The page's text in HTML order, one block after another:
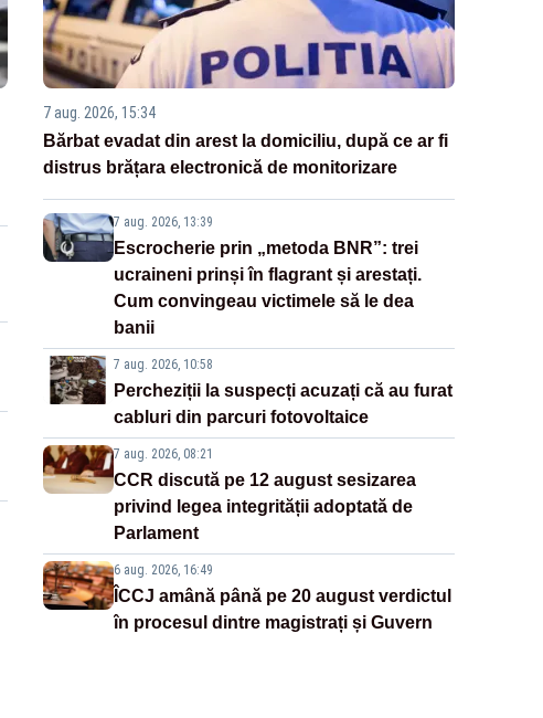
7 aug. 2026, 15:34
Bărbat evadat din arest la domiciliu, după ce ar fi
distrus brățara electronică de monitorizare
7 aug. 2026, 13:39
Escrocherie prin „metoda BNR”: trei
ucraineni prinși în flagrant și arestați.
Cum convingeau victimele să le dea
banii
7 aug. 2026, 10:58
Percheziții la suspecți acuzați că au furat
cabluri din parcuri fotovoltaice
7 aug. 2026, 08:21
CCR discută pe 12 august sesizarea
privind legea integrității adoptată de
Parlament
6 aug. 2026, 16:49
ÎCCJ amână până pe 20 august verdictul
în procesul dintre magistrați și Guvern